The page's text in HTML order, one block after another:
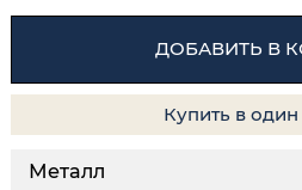
ДОБАВИТЬ В
Купить в
Металл